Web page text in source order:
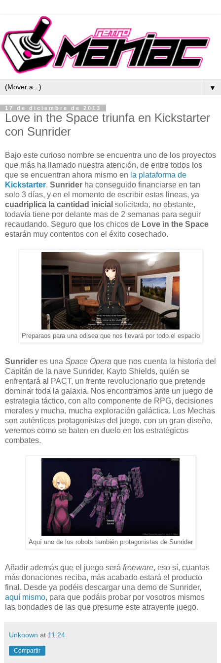
▼
17 de diciembre de 2013
Love in the Space triunfa en Kickstarter
con Sunrider
Bajo este curioso nombre se encuentra uno de los proyectos
que más ha llamado nuestra atención, de entre todos los
que se encuentran ahora mismo en la plataforma de
Kickstarter. Sunrider ha conseguido financiarse en tan
solo 3 días, y en el momento de escribir estas lineas, ya
cuadriplica la cantidad inicial solicitada, no obstante,
todavía tiene por delante mas de 2 semanas para seguir
recaudando. Seguro que los chicos de Love in the Space
estarán muy contentos con el éxito cosechado.
Preparaos para una odisea que nos llevará por todo el espacio
Sunrider es una Space Opera que nos cuenta la historia del
Capitán de la nave Sunrider, Kayto Shields, quién se
enfrentará al PACT, un frente revolucionario que pretende
dominar toda la galaxia. Nos encontramos ante un juego de
estrategia táctico, con alto componente de RPG, decisiones
morales y mucha, mucha exploración galáctica. Los Mechas
son auténticos protagonistas del juego, con un gran diseño,
veremos como se baten en duelo en los estratégicos
combates.
Aquí uno de los robots también protagonistas de Sunrider
Añadir además que el juego será freeware, eso sí, cuantas
más donaciones reciba, más acabado estará el producto
final. Desde ya podéis descargar una demo de Sunrider,
aquí mismo, para que podáis probar por vosotros mismos
las bondades de las que presume este atrayente juego.
Unknown at 11:24
Compartir